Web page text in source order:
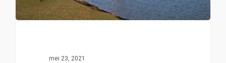
mei 23, 2021